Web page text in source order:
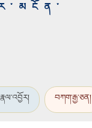
བཀག་རྒྱ་ཅན།